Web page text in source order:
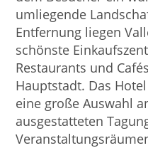
umliegende
Entfernung liegen
schönste
Restaurants und
Hauptstadt. Das
eine große Auswahl
ausgestatteten